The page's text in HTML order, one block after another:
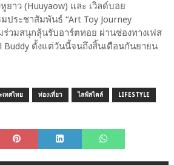
ยาว (Huuyaow) และ เวิลด์บอย
ประชาสัมพันธ์ “Art Toy Journey
ร่วมสนุกลุ้นรับอาร์ตทอย ผ่านช่องทางเฟส
Buddy ตั้งแต่วันนี้จนถึงสิ้นเดือนกันยายน
เทศไทย ท่องเที่ยว ไลฟ์สไตล์ LIFESTYLE